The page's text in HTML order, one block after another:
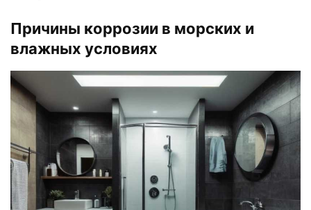
Причины коррозии в морских и
влажных условиях